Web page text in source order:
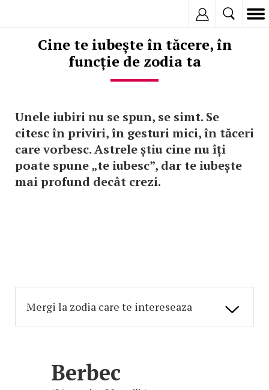
Cine te iubește în tăcere, în
funcție de zodia ta
Unele iubiri nu se spun, se simt. Se
citesc în priviri, în gesturi mici, în tăceri
care vorbesc. Astrele știu cine nu îți
poate spune „te iubesc”, dar te iubește
mai profund decât crezi.
Berbec